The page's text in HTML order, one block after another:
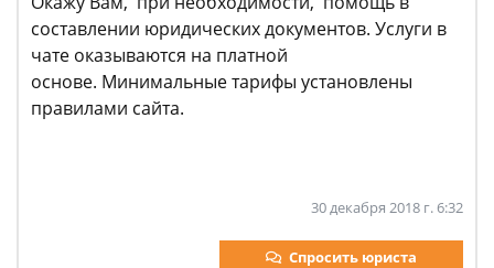
составлении юридических документов. Услуги в
чате оказываются на платной
основе. Минимальные тарифы установлены
правилами сайта.
30 декабря 2018 г. 6:32
Спросить юриста